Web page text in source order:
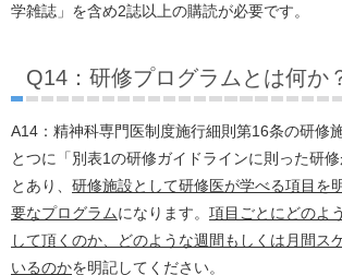
学雑誌」を含め2誌以上の購読が必要です。
Q14：研修プログラムとは何か
A14：精神科専門医制度施行細則第16条の研修
とつに「別表1の研修ガイドラインに則った研修
とあり、 研修施設として研修医が学べる項目を
要なプログラムになります。 項目ごとにどのよ
して頂くのか、どのような週間もしくは月間ス
いるのかを明記してください。